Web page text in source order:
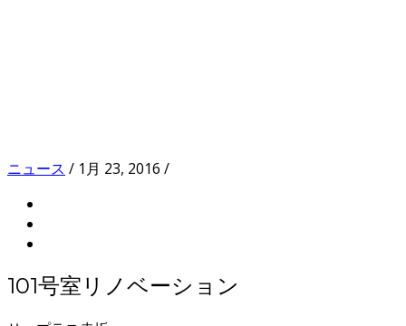
ニュース / 1月 23, 2016 /
101号室リノベーション